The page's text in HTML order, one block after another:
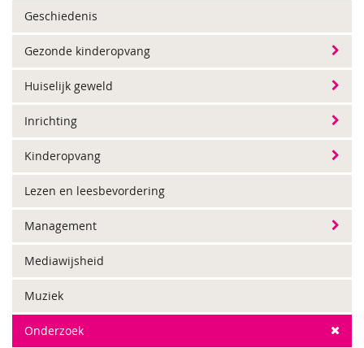
Geschiedenis
Gezonde kinderopvang
Huiselijk geweld
Inrichting
Kinderopvang
Lezen en leesbevordering
Management
Mediawijsheid
Muziek
Onderzoek